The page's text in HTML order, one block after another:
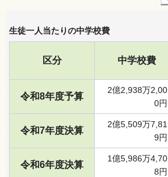
生徒一人当たりの中学校費
区分 中学校費
令和8年度予算
2億2,938万2,00
0円
令和7年度決算
2億5,509万7,81
9円
令和6年度決算
1億5,986万4,70
8円